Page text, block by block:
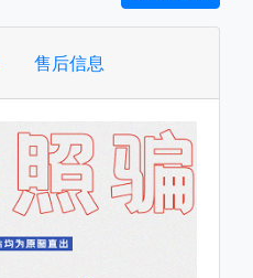
售后信息